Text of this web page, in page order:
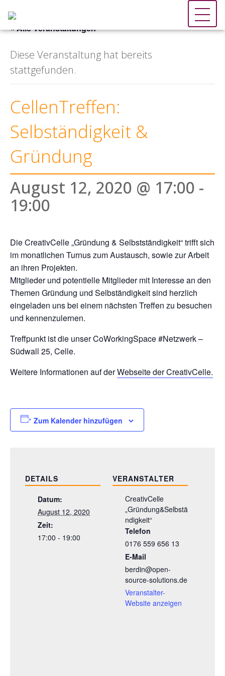
« Alle Veranstaltungen
Diese Veranstaltung hat bereits
stattgefunden.
CellenTreffen:
Selbständigkeit &
Gründung
August 12, 2020 @ 17:00 -
19:00
Die CreativCelle „Gründung & Selbstständigkeit“ trifft sich
im monatlichen Turnus zum Austausch, sowie zur Arbeit
an ihren Projekten.
Mitglieder und potentielle Mitglieder mit Interesse an den
Themen Gründung und Selbständigkeit sind herzlich
eingeladen uns bei einem nächsten Treffen zu besuchen
und kennenzulernen.
Treffpunkt ist die unser CoWorkingSpace #Netzwerk –
Südwall 25, Celle.
Weitere Informationen auf derWebseite der CreativCelle.
Zum Kalender hinzufügen
DETAILS
Datum:
August 12, 2020
Zeit:
17:00 - 19:00
VERANSTALTER
CreativCelle
„Gründung&Selbstä
ndigkeit“
Telefon
0176 559 656 13
E-Mail
berdin@open-
source-solutions.de
Veranstalter-
Website anzeigen